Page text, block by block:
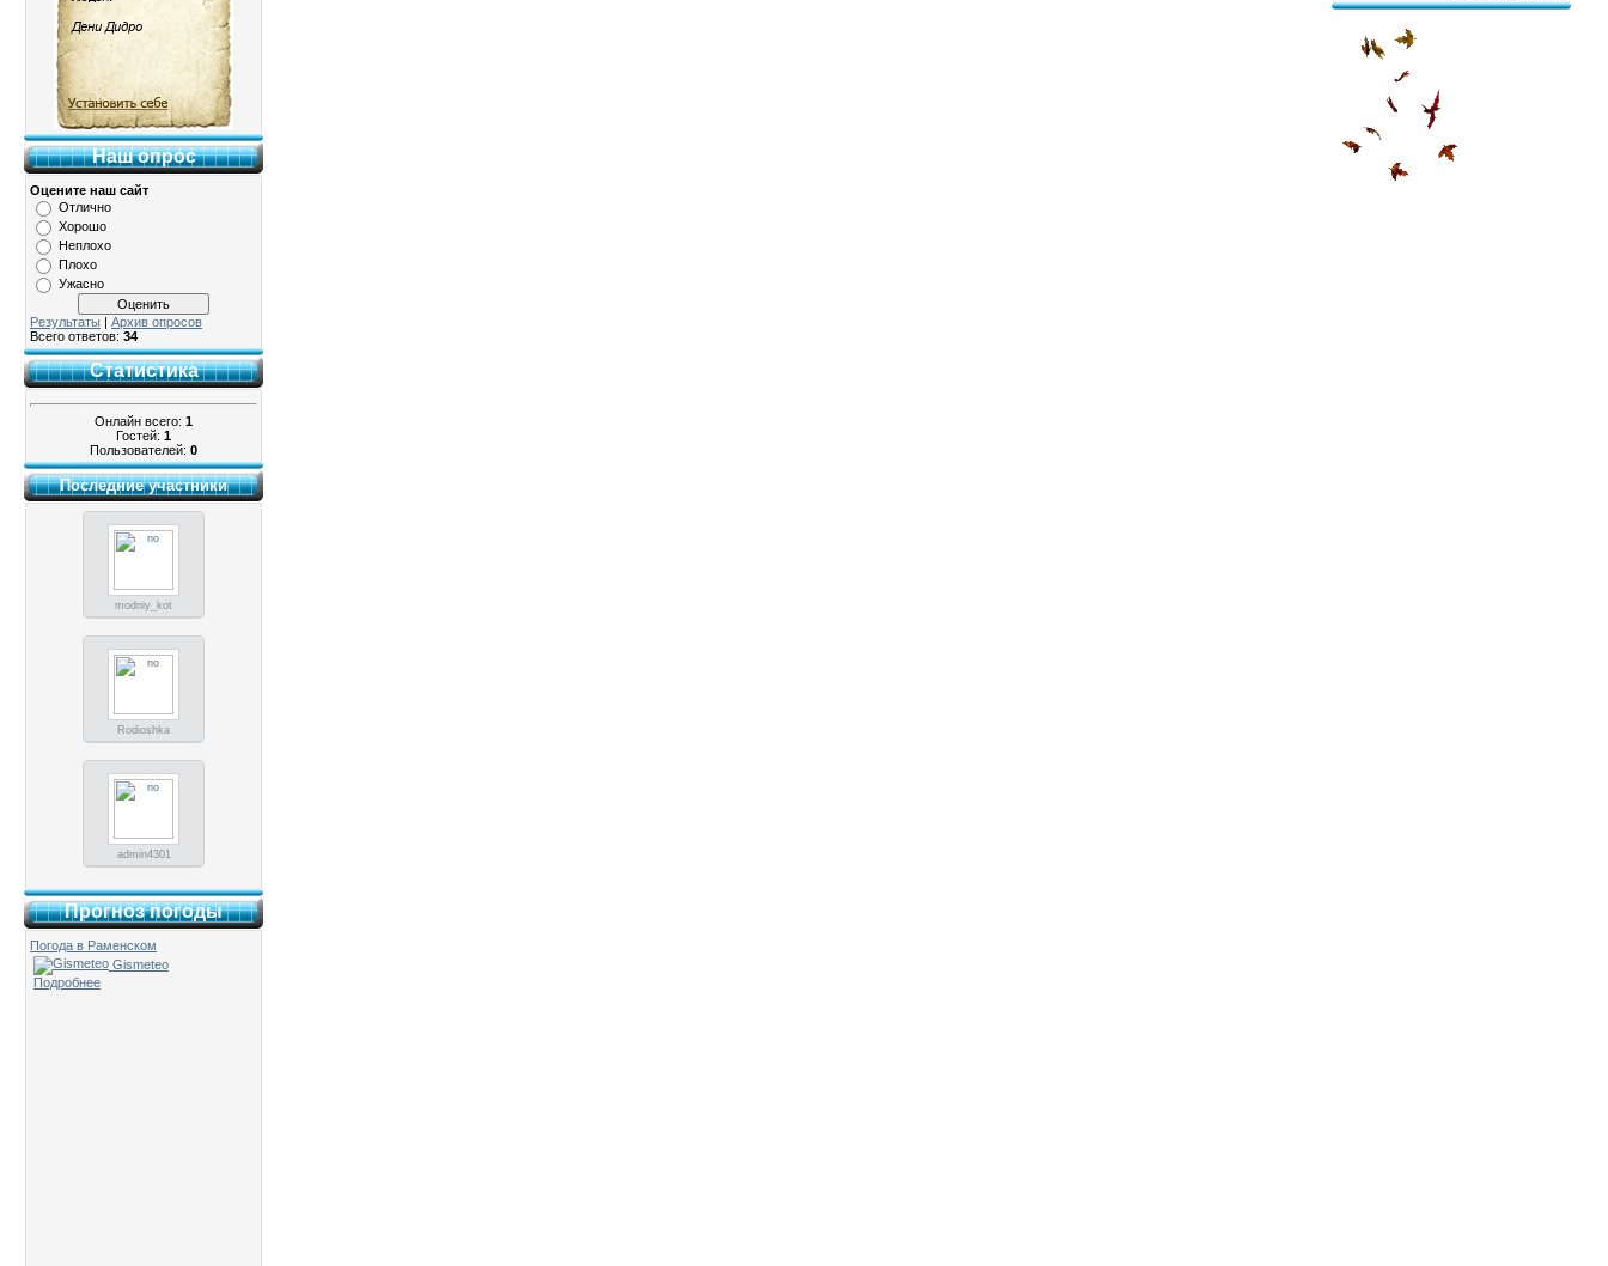
Наш опрос
Оцените наш сайт
Отлично
Хорошо
Неплохо
Плохо
Ужасно
Результаты | Архив опросов
Всего ответов: 34
Статистика
Онлайн всего: 1
Гостей: 1
Пользователей: 0
Последние участники
modniy_kot
Rodioshka
admin4301
Прогноз погоды
Погода в Раменском
Gismeteo
Подробнее